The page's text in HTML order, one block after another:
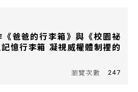
爸爸的行李箱》與《校園祕
憶行李箱 凝視威權體制裡的
247